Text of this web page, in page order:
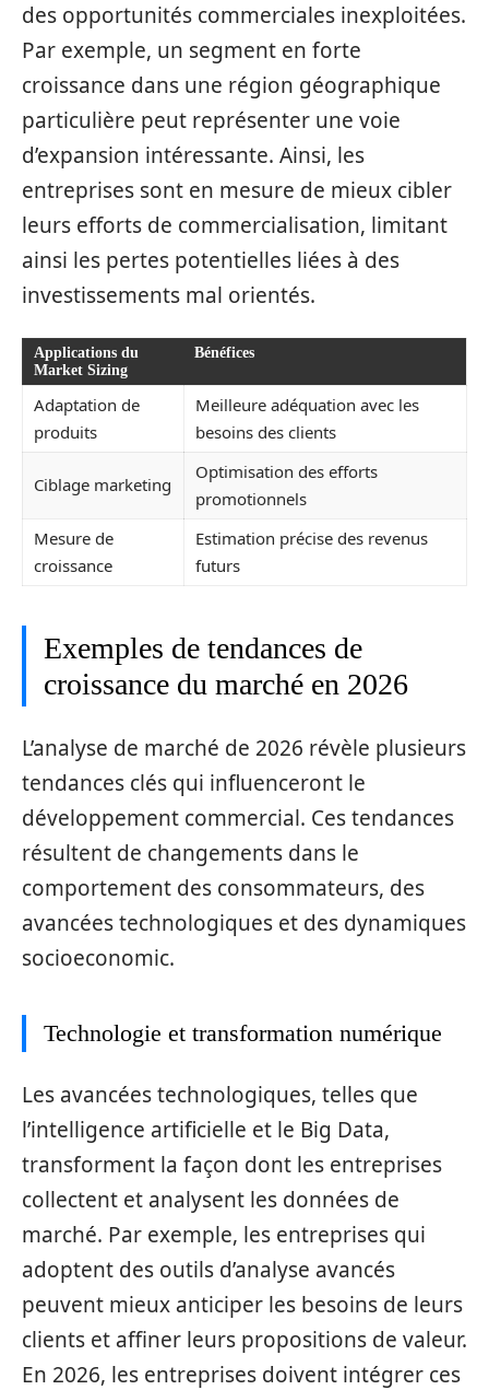
des opportunités commerciales inexploitées.
Par exemple, un segment en forte
croissance dans une région géographique
particulière peut représenter une voie
d’expansion intéressante. Ainsi, les
entreprises sont en mesure de mieux cibler
leurs efforts de commercialisation, limitant
ainsi les pertes potentielles liées à des
investissements mal orientés.
Applications du
Market Sizing
Bénéfices
Adaptation de
produits
Meilleure adéquation avec les
besoins des clients
Ciblage marketing
Optimisation des efforts
promotionnels
Mesure de
croissance
Estimation précise des revenus
futurs
Exemples de tendances de
croissance du marché en 2026
L’analyse de marché de 2026 révèle plusieurs
tendances clés qui influenceront le
développement commercial. Ces tendances
résultent de changements dans le
comportement des consommateurs, des
avancées technologiques et des dynamiques
socioeconomic.
Technologie et transformation numérique
Les avancées technologiques, telles que
l’intelligence artificielle et le Big Data,
transforment la façon dont les entreprises
collectent et analysent les données de
marché. Par exemple, les entreprises qui
adoptent des outils d’analyse avancés
peuvent mieux anticiper les besoins de leurs
clients et affiner leurs propositions de valeur.
En 2026, les entreprises doivent intégrer ces